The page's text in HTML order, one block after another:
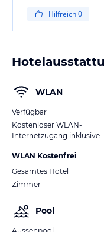
Hilfreich0
WLAN
Verfügbar
Kostenloser WLAN-
Internetzugang inklusive
WLAN Kostenfrei
Gesamtes Hotel
Zimmer
Pool